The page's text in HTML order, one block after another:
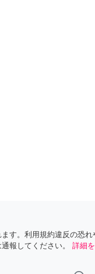
す。利用規約違反の恐れ
報してください。
詳細